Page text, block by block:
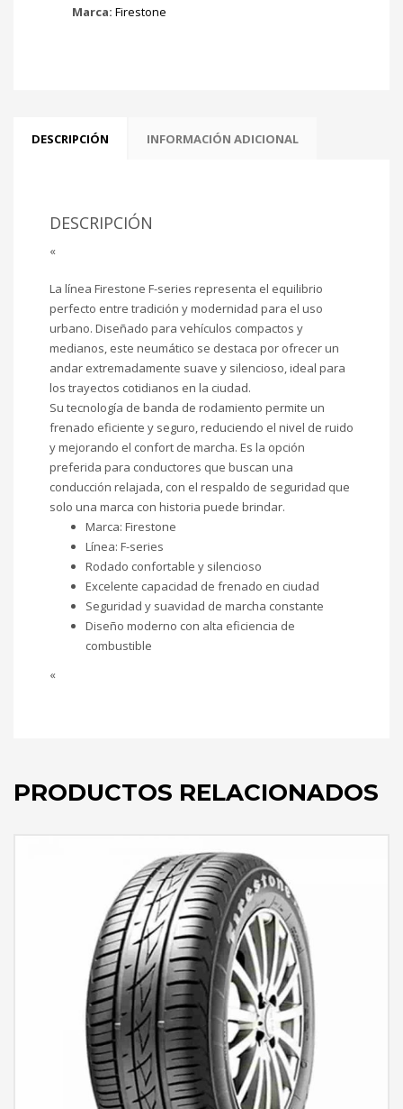
Marca: Firestone
DESCRIPCIÓN INFORMACIÓN ADICIONAL
DESCRIPCIÓN
«
La línea Firestone F-series representa el equilibrio
perfecto entre tradición y modernidad para el uso
urbano. Diseñado para vehículos compactos y
medianos, este neumático se destaca por ofrecer un
andar extremadamente suave y silencioso, ideal para
los trayectos cotidianos en la ciudad.
Su tecnología de banda de rodamiento permite un
frenado eficiente y seguro, reduciendo el nivel de ruido
y mejorando el confort de marcha. Es la opción
preferida para conductores que buscan una
conducción relajada, con el respaldo de seguridad que
solo una marca con historia puede brindar.
Marca: Firestone
Línea: F-series
Rodado confortable y silencioso
Excelente capacidad de frenado en ciudad
Seguridad y suavidad de marcha constante
Diseño moderno con alta eficiencia de
combustible
«
PRODUCTOS RELACIONADOS